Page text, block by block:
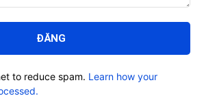
to reduce spam. Learn how your